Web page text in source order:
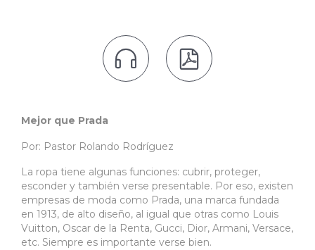
 
Mejor que Prada
Por: Pastor Rolando Rodríguez
La ropa tiene algunas funciones: cubrir, proteger,
esconder y también verse presentable. Por eso, existen
empresas de moda como Prada, una marca fundada
en 1913, de alto diseño, al igual que otras como Louis
Vuitton, Oscar de la Renta, Gucci, Dior, Armani, Versace,
etc. Siempre es importante verse bien.